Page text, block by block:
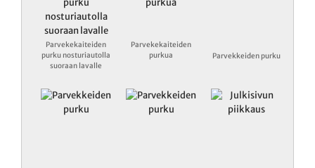
Parvekekaiteiden
purku nosturiautolla
suoraan lavalle
Parvekekaiteiden
purkua
Parvekkeiden purku